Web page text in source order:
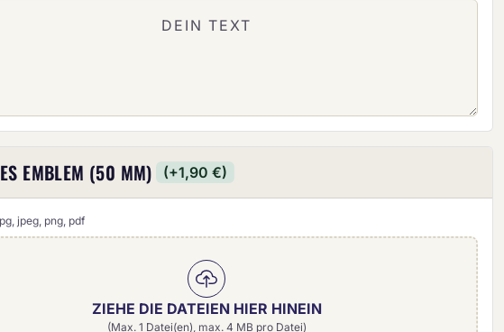
EMBLEM (50 MM) (+1,90 €)
jpeg, png, pdf
ZIEHE DIE DATEIEN HIER HINEIN
(Max. 1 Datei(en), max. 4 MB pro Datei)